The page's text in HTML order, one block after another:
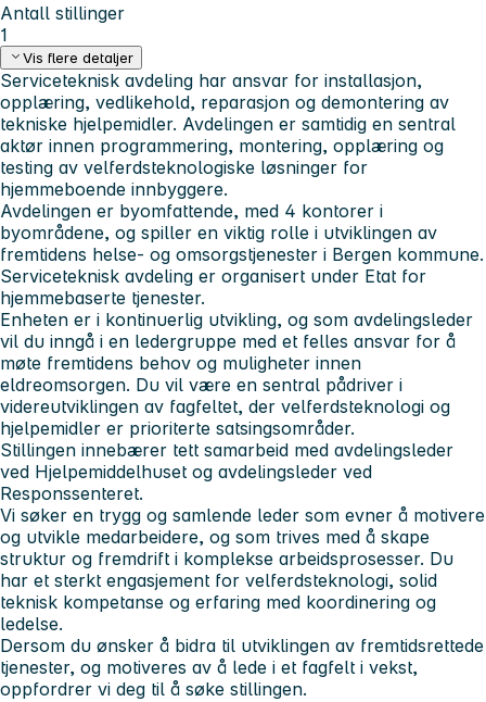
Antall stillinger
1
Vis flere detaljer
Serviceteknisk avdeling har ansvar for installasjon,
opplæring, vedlikehold, reparasjon og demontering av
tekniske hjelpemidler. Avdelingen er samtidig en sentral
aktør innen programmering, montering, opplæring og
testing av velferdsteknologiske løsninger for
hjemmeboende innbyggere.
Avdelingen er byomfattende, med 4 kontorer i
byområdene, og spiller en viktig rolle i utviklingen av
fremtidens helse- og omsorgstjenester i Bergen kommune.
Serviceteknisk avdeling er organisert under Etat for
hjemmebaserte tjenester.
Enheten er i kontinuerlig utvikling, og som avdelingsleder
vil du inngå i en ledergruppe med et felles ansvar for å
møte fremtidens behov og muligheter innen
eldreomsorgen. Du vil være en sentral pådriver i
videreutviklingen av fagfeltet, der velferdsteknologi og
hjelpemidler er prioriterte satsingsområder.
Stillingen innebærer tett samarbeid med avdelingsleder
ved Hjelpemiddelhuset og avdelingsleder ved
Responssenteret.
Vi søker en trygg og samlende leder som evner å motivere
og utvikle medarbeidere, og som trives med å skape
struktur og fremdrift i komplekse arbeidsprosesser. Du
har et sterkt engasjement for velferdsteknologi, solid
teknisk kompetanse og erfaring med koordinering og
ledelse.
Dersom du ønsker å bidra til utviklingen av fremtidsrettede
tjenester, og motiveres av å lede i et fagfelt i vekst,
oppfordrer vi deg til å søke stillingen.